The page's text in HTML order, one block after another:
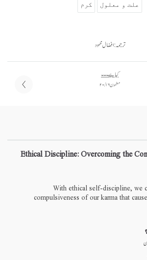
علت و معلول کرم
ترجمہ: افضال محمود
کیا ہے ۔۔۔
مضمون ۱۶ / ۲۰
Ethical Discipline: Overcoming the
With ethical self-discipline, we
compulsiveness of our karma that